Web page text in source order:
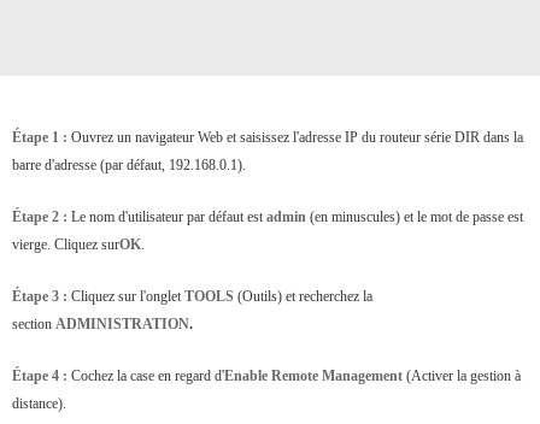
Étape 1 : Ouvrez un navigateur Web et saisissez l'adresse IP du routeur série DIR dans la
barre d'adresse (par défaut, 192.168.0.1).
Étape 2 : Le nom d'utilisateur par défaut est admin (en minuscules) et le mot de passe est
vierge. Cliquez surOK.
Étape 3 : Cliquez sur l'onglet TOOLS (Outils) et recherchez la
section ADMINISTRATION.
Étape 4 : Cochez la case en regard d'Enable Remote Management (Activer la gestion à
distance).